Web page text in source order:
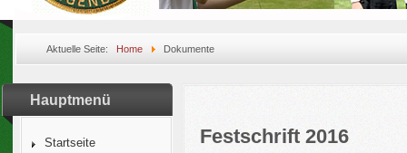
Aktuelle Seite: Home Dokumente
Hauptmenü
Startseite Festschrift 2016